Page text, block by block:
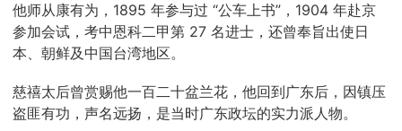
他师从康有为，1895 年参与过 “公车上书”，1904 年赴京
参加会试，考中恩科二甲第 27 名进士，还曾奉旨出使日
本、朝鲜及中国台湾地区。
慈禧太后曾赏赐他一百二十盆兰花，他回到广东后，因镇压
盗匪有功，声名远扬，是当时广东政坛的实力派人物。